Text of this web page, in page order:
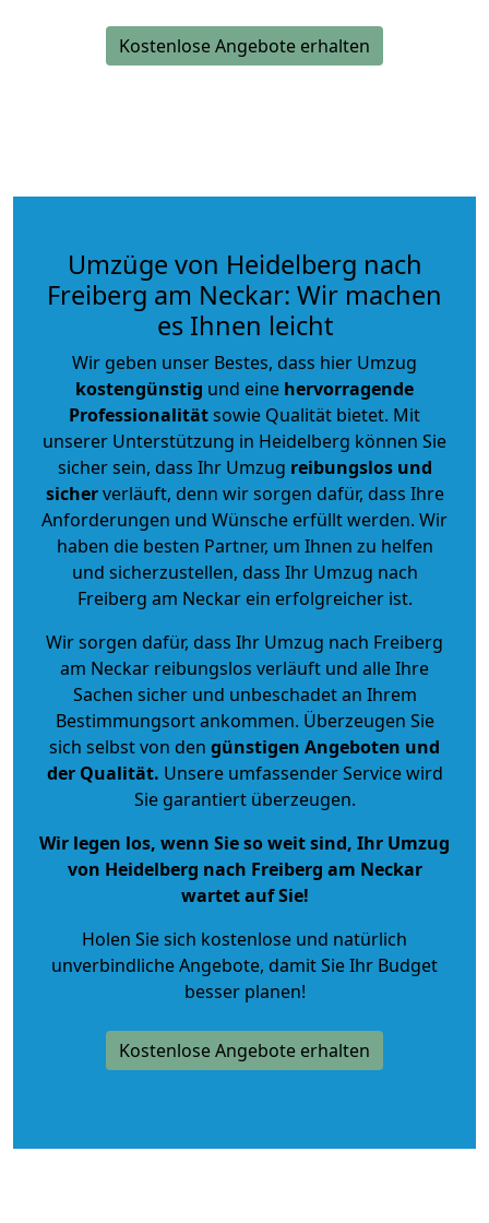
Kostenlose Angebote erhalten
Umzüge von Heidelberg nach
Freiberg am Neckar: Wir machen
es Ihnen leicht
Wir geben unser Bestes, dass hier Umzug
kostengünstig und eine hervorragende
Professionalitätsowie Qualität bietet. Mit
unserer Unterstützung in Heidelberg können Sie
sicher sein, dass Ihr Umzug reibungslos und
sicherverläuft, denn wir sorgen dafür, dass Ihre
Anforderungen und Wünsche erfüllt werden. Wir
haben die besten Partner, um Ihnen zu helfen
und sicherzustellen, dass Ihr Umzug nach
Freiberg am Neckar ein erfolgreicher ist.
Wir sorgen dafür, dass Ihr Umzug nach Freiberg
am Neckar reibungslos verläuft und alle Ihre
Sachen sicher und unbeschadet an Ihrem
Bestimmungsort ankommen. Überzeugen Sie
sich selbst von den günstigen Angeboten und
der Qualität. Unsere umfassender Service wird
Sie garantiert überzeugen.
Wir legen los, wenn Sie so weit sind, Ihr Umzug
von Heidelberg nach Freiberg am Neckar
wartet auf Sie!
Holen Sie sich kostenlose und natürlich
unverbindliche Angebote, damit Sie Ihr Budget
besser planen!
Kostenlose Angebote erhalten